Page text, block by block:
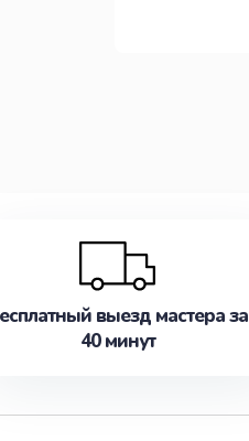
выезд мастера за
40 минут